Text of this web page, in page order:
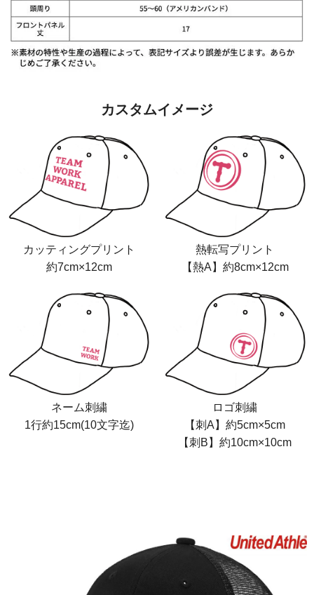
カスタムイメージ
カッティングプリント
約7cm×12cm
熱転写プリント
【熱A】約8cm×12cm
ネーム刺繍
1行約15cm(10文字迄)
ロゴ刺繍
【刺A】約5cm×5cm
【刺B】約10cm×10cm